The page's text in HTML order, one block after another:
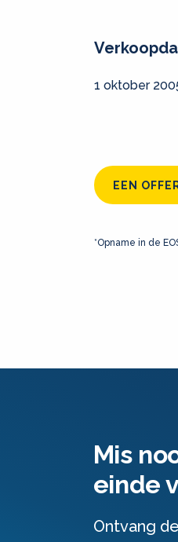
1 oktober
EEN
*Opname in de
Mis
einde
Ontvang